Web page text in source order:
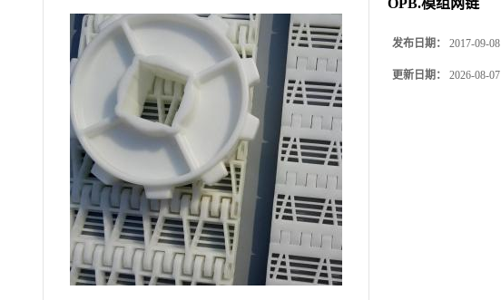
OPB.模组网链
发布日期： 2017-09-08
更新日期： 2026-08-07